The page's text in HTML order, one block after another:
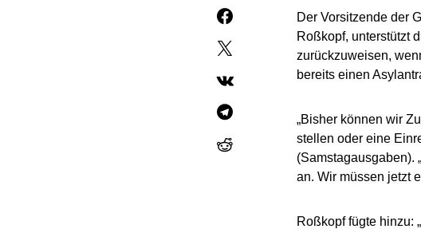
Der Vorsitzende der
Roßkopf, unterstützt
zurückzuweisen,
bereits einen
„Bisher können wir
stellen oder eine
(Samstagausgaben).
an. Wir müssen jetzt
Roßkopf fügte hinzu: